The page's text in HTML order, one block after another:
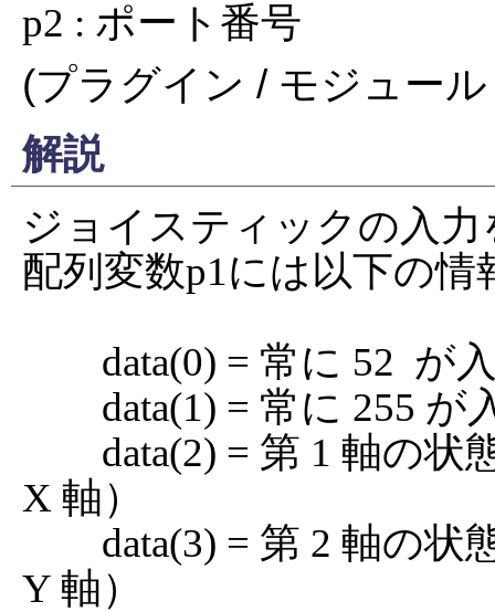
p2 : ポート番号
(プラグイン / モジュー
解説
ジョイスティックの入
配列変数p1には以下の
X 軸）
Y 軸）